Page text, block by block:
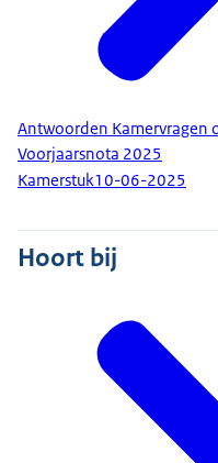
Antwoorden Kamervragen
Voorjaarsnota 2025
Kamerstuk10-06-2025
Hoort bij